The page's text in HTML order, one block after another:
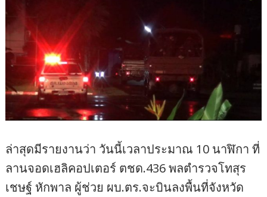
ล่าสุดมีรายงานว่า วันนี้เวลาประมาณ 10 นาฬิกา ที่
ลานจอดเฮลิคอปเตอร์ ตชด.436 พลตำรวจโทสุร
เชษฐ์ หักพาล ผู้ช่วย ผบ.ตร.จะบินลงพื้นที่จังหวัด